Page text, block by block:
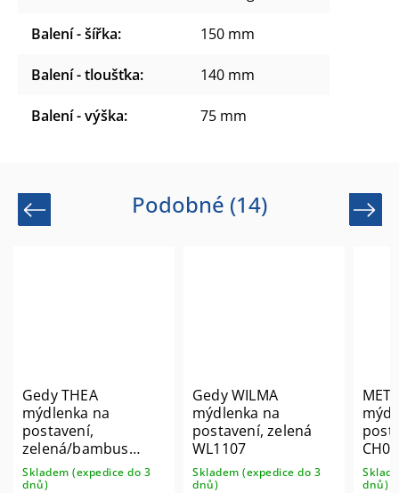
Balení - šířka: 150 mm
Balení - tloušťka: 140 mm
Balení - výška: 75 mm
Podobné (14)
Previous
Gedy THEA
mýdlenka na
postavení,
zelená/bambus
TH1147
Skladem (expedice do 3
dnů)
Gedy WILMA
mýdlenka na
postavení, zelená
WL1107
Skladem (expedice do 3
dnů)
dnů)
Next